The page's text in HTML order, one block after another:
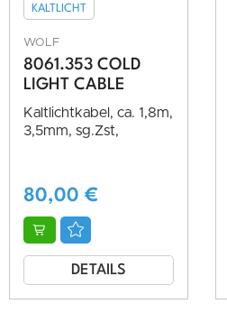
KALTLICHT
WOLF
8061.353 COLD
LIGHT CABLE
Kaltlichtkabel, ca. 1,8m,
3,5mm, sg.Zst,
80,00 €
DETAILS